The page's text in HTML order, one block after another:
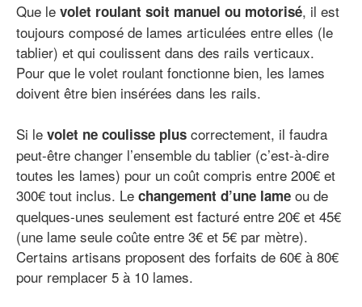
Que le volet roulant soit manuel ou motorisé, il est
toujours composé de lames articulées entre elles (le
tablier) et qui coulissent dans des rails verticaux.
Pour que le volet roulant fonctionne bien, les lames
doivent être bien insérées dans les rails.
Si le volet ne coulisse plus correctement, il faudra
peut-être changer l’ensemble du tablier (c’est-à-dire
toutes les lames) pour un coût compris entre 200€ et
300€ tout inclus. Le changement d’une lame ou de
quelques-unes seulement est facturé entre 20€ et 45€
(une lame seule coûte entre 3€ et 5€ par mètre).
Certains artisans proposent des forfaits de 60€ à 80€
pour remplacer 5 à 10 lames.